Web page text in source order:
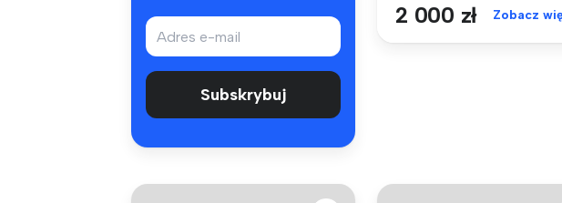
Subskrybuj
2 000 zł Zobacz